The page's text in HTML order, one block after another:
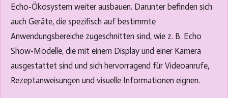
Echo-Ökosystem weiter ausbauen. Darunter befinden sich
auch Geräte, die spezifisch auf bestimmte
Anwendungsbereiche zugeschnitten sind, wie z. B. Echo
Show-Modelle, die mit einem Display und einer Kamera
ausgestattet sind und sich hervorragend für Videoanrufe,
Rezeptanweisungen und visuelle Informationen eignen.